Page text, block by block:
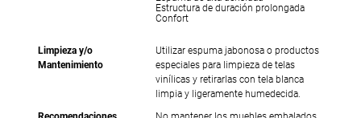
Estructura de duración prolongada
Confort
Limpieza y/o
Mantenimiento
Utilizar espuma jabonosa o productos
especiales para limpieza de telas
vinílicas y retirarlas con tela blanca
limpia y ligeramente humedecida.